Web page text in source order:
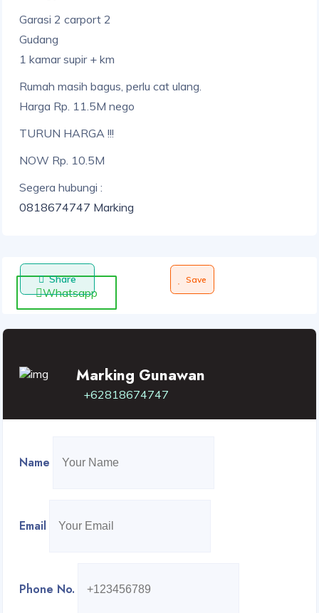
Garasi 2 carport 2
Gudang
1 kamar supir + km
Rumah masih bagus, perlu cat ulang.
Harga Rp. 11.5M nego
TURUN HARGA !!!
NOW Rp. 10.5M
Segera hubungi :
0818674747 Marking
Share Save
Whatsapp
Marking Gunawan
+62818674747
Name
Email
Phone No.